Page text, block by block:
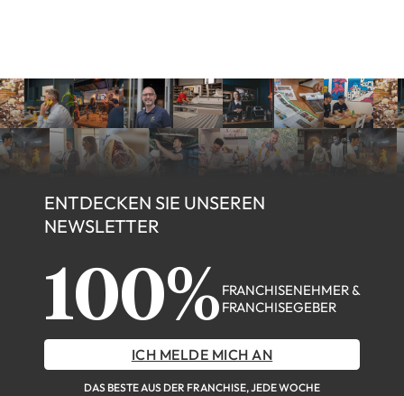
ENTDECKEN SIE UNSEREN
NEWSLETTER
100% FRANCHISENEHMER &
FRANCHISEGEBER
ICH MELDE MICH AN
DAS BESTE AUS DER FRANCHISE, JEDE WOCHE